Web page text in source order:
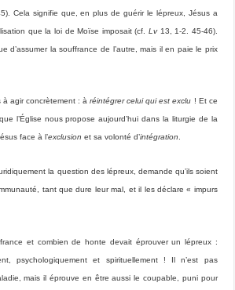
Cela signifie que, en plus de guérir le lépreux, Jésus a
que la loi de Moïse imposait (cf. Lv13, 1-2. 45-46).
d’assumer la souffrance de l’autre, mais il en paie le prix
à agir concrètement : àréintégrer celui qui est exclu ! Et ce
l’Église nous propose aujourd’hui dans la liturgie de la
face à l’exclusion et sa volonté d’intégration
la question des lépreux, demande qu’ils soient
tant que dure leur mal, et il les déclare « impurs
et combien de honte devait éprouver un lépreux :
psychologiquement et spirituellement ! Il n’est pas
mais il éprouve en être aussi le coupable, puni pour